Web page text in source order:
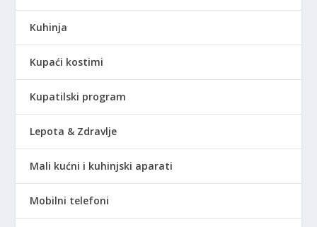
Kuhinja
Kupaći kostimi
Kupatilski program
Lepota & Zdravlje
Mali kućni i kuhinjski aparati
Mobilni telefoni